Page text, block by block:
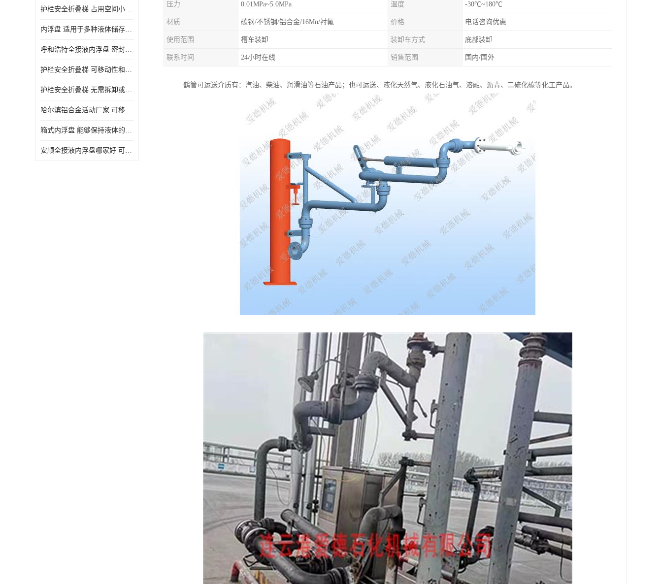
护栏安全折叠梯 占用空间小 方便存放和搬运
内浮盘 适用于多种液体储存和运输 能够降低运输成本和维护成本
呼和浩特全接液内浮盘 密封性能好 有效保护液体质量
护栏安全折叠梯 可移动性和安全性较高 占用空间小
护栏安全折叠梯 无需拆卸或重新安装 占用空间小
哈尔滨铝合金活动厂家 可移动性和安全性较高 占用空间小
箱式内浮盘 能够保持液体的密闭状态 适用于多种液体储存和运输
安顺全接液内浮盘哪家好 可以自动上下浮动 密封性能好
压力 0.01MPa~5.0MPa 温度 -30℃~180℃
材质 碳钢/不锈钢/铝合金/16Mn/衬氟 价格 电话咨询优惠
使用范围 槽车装卸 装卸车方式 底部装卸
联系时间 24小时在线 销售范围 国内/国外
鹤管可运送介质有：汽油、柴油、润滑油等石油产品；也可运送、液化天然气、液化石油气、溶融、沥青、二硫化碳等化工产品。